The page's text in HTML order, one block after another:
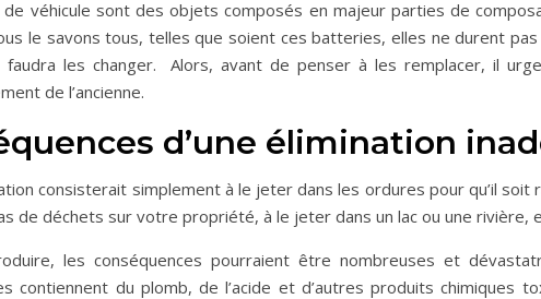
véhicule sont des objets composés en majeur parties de
le savons tous, telles que soient ces batteries, elles ne durent
les changer. Alors, avant de penser à les remplacer, il
de l’ancienne.
d’une élimination
consisterait simplement à le jeter dans les ordures pour qu’il
de déchets sur votre propriété, à le jeter dans un lac ou une
les conséquences pourraient être nombreuses et
contiennent du plomb, de l’acide et d’autres produits chimiques